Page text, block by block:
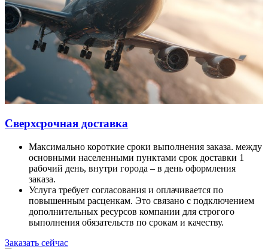
Сверхсрочная доставка
Максимально короткие сроки выполнения заказа. между
основными населенными пунктами срок доставки 1
рабочий день, внутри города – в день оформления
заказа.
Услуга требует согласования и оплачивается по
повышенным расценкам. Это связано с подключением
дополнительных ресурсов компании для строгого
выполнения обязательств по срокам и качеству.
Заказать сейчас